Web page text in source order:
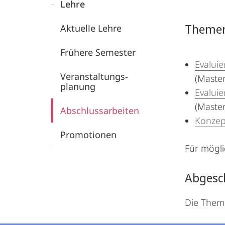
Lehre
Aktuelle Lehre
Frühere Semester
Veranstaltungs­
planung
Abschlussarbeiten
Promotionen
Für
Die